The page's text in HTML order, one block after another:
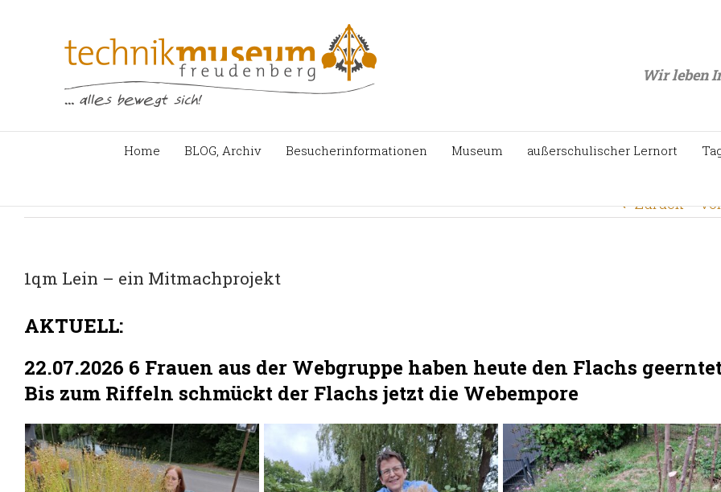
Wir leben
Home BLOG, Archiv Besucherinformationen Museum außerschulischer Lernort
Zurück
1qm Lein – ein Mitmachprojekt
AKTUELL:
22.07.2026 6 Frauen aus der Webgruppe haben heute den Flachs
Bis zum Riffeln schmückt der Flachs jetzt die Webempore